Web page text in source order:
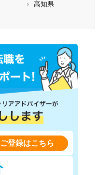
高知県
ご登録はこちら